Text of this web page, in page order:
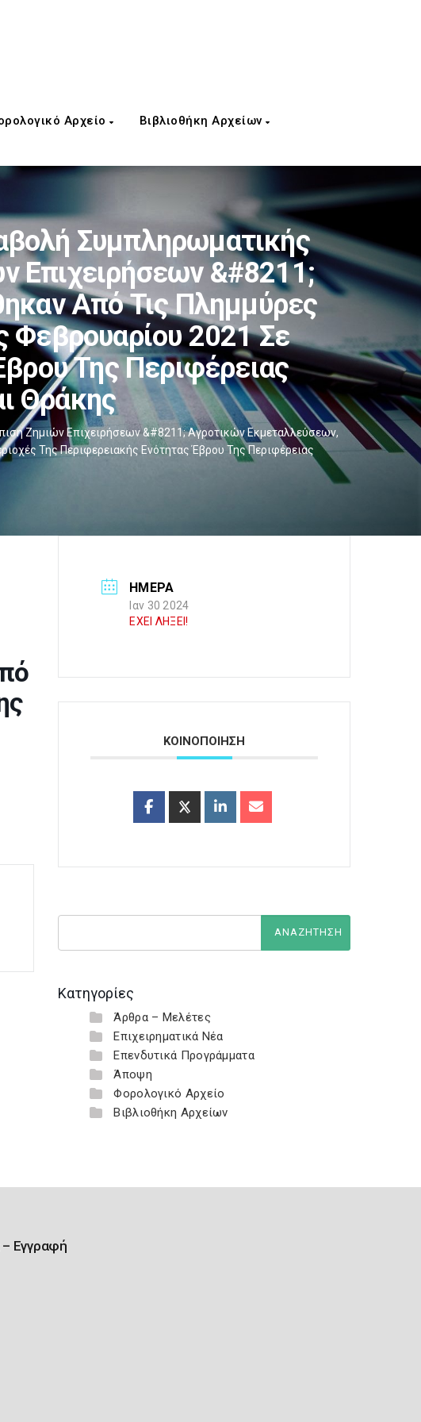
Αρχείο Βιβλιοθήκη Αρχείων
Συμπληρωματικής
Επιχειρήσεων &#8211;
Από Τις Πλημμύρες
Φεβρουαρίου 2021 Σε
Της Περιφέρειας
Θράκης
Ζημιών Επιχειρήσεων &#8211; Αγροτικών Εκμεταλλεύσεων,
Της Περιφερειακής Ενότητας Έβρου Της Περιφέρειας
ΗΜΕΡΑ
Ιαν 30 2024
ΕΧΕΙ ΛΗΞΕΙ!
ΚΟΙΝΟΠΟΙΗΣΗ
Κατηγορίες
Άρθρα – Μελέτες
Επιχειρηματικά Νέα
Επενδυτικά Προγράμματα
Άποψη
Φορολογικό Αρχείο
Βιβλιοθήκη Αρχείων
– Εγγραφή